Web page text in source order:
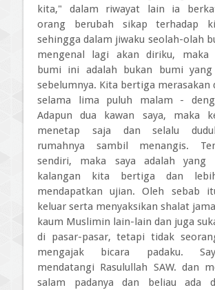
kita," dalam riwayat lain ia
orang berubah sikap terhadap
sehingga dalam jiwaku seolah-olah
mengenal lagi akan diriku, maka
bumi ini adalah bukan bumi yang
sebelumnya. Kita bertiga merasakan
selama lima puluh malam -
Adapun dua kawan saya, maka
menetap saja dan selalu
rumahnya sambil menangis.
sendiri, maka saya adalah yang
kalangan kita bertiga dan
mendapatkan ujian. Oleh sebab
keluar serta menyaksikan shalat
kaum Muslimin lain-lain dan juga
di pasar-pasar, tetapi tidak
mengajak bicara padaku.
mendatangi Rasulullah SAW. dan
salam padanya dan beliau ada